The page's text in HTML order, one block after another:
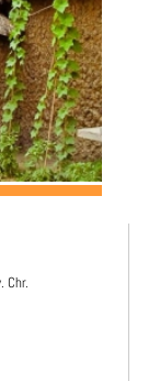
Chr.